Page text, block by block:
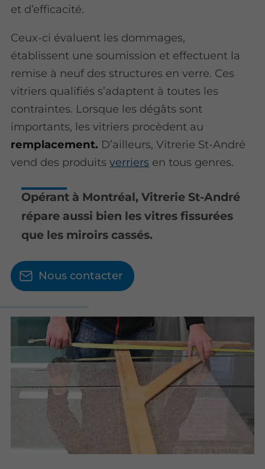
et d’efficacité.
Ceux-ci évaluent les dommages,
établissent une soumission et effectuent la
remise à neuf des structures en verre. Ces
vitriers qualifiés s’adaptent à toutes les
contraintes. Lorsque les dégâts sont
importants, les vitriers procèdent au
remplacement. D’ailleurs, Vitrerie St-André
vend des produitsverriers en tous genres.
Opérant à Montréal, Vitrerie St-André
répare aussi bien les vitres fissurées
que les miroirs cassés.
Nous contacter